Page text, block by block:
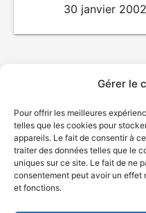
Gérer le
Pour offrir les meilleures
telles que les cookies pour
appareils. Le fait de consentir à
traiter des données telles que le
uniques sur ce site. Le fait de ne
consentement peut avoir un
et fonctions.
30 janvier 2002